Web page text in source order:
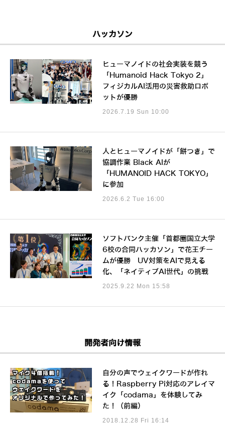
ハッカソン
ヒューマノイドの社会実装を競う
「Humanoid Hack Tokyo 2」
フィジカルAI活用の災害救助ロボ
ットが優勝
2026.7.19 Sun 10:00
人とヒューマノイドが「餅つき」で
協調作業 Black AIが
「HUMANOID HACK TOKYO」
に参加
2026.6.2 Tue 16:00
ソフトバンク主催「首都圏国立大学
6校の合同ハッカソン」で花王チー
ムが優勝 UV対策をAIで見える
化、「ネイティブAI世代」の挑戦
2025.9.22 Mon 15:58
開発者向け情報
自分の声でウェイクワードが作れ
る！Raspberry Pi対応のアレイマ
イク「codama」を体験してみ
た！（前編）
2018.12.28 Fri 16:14